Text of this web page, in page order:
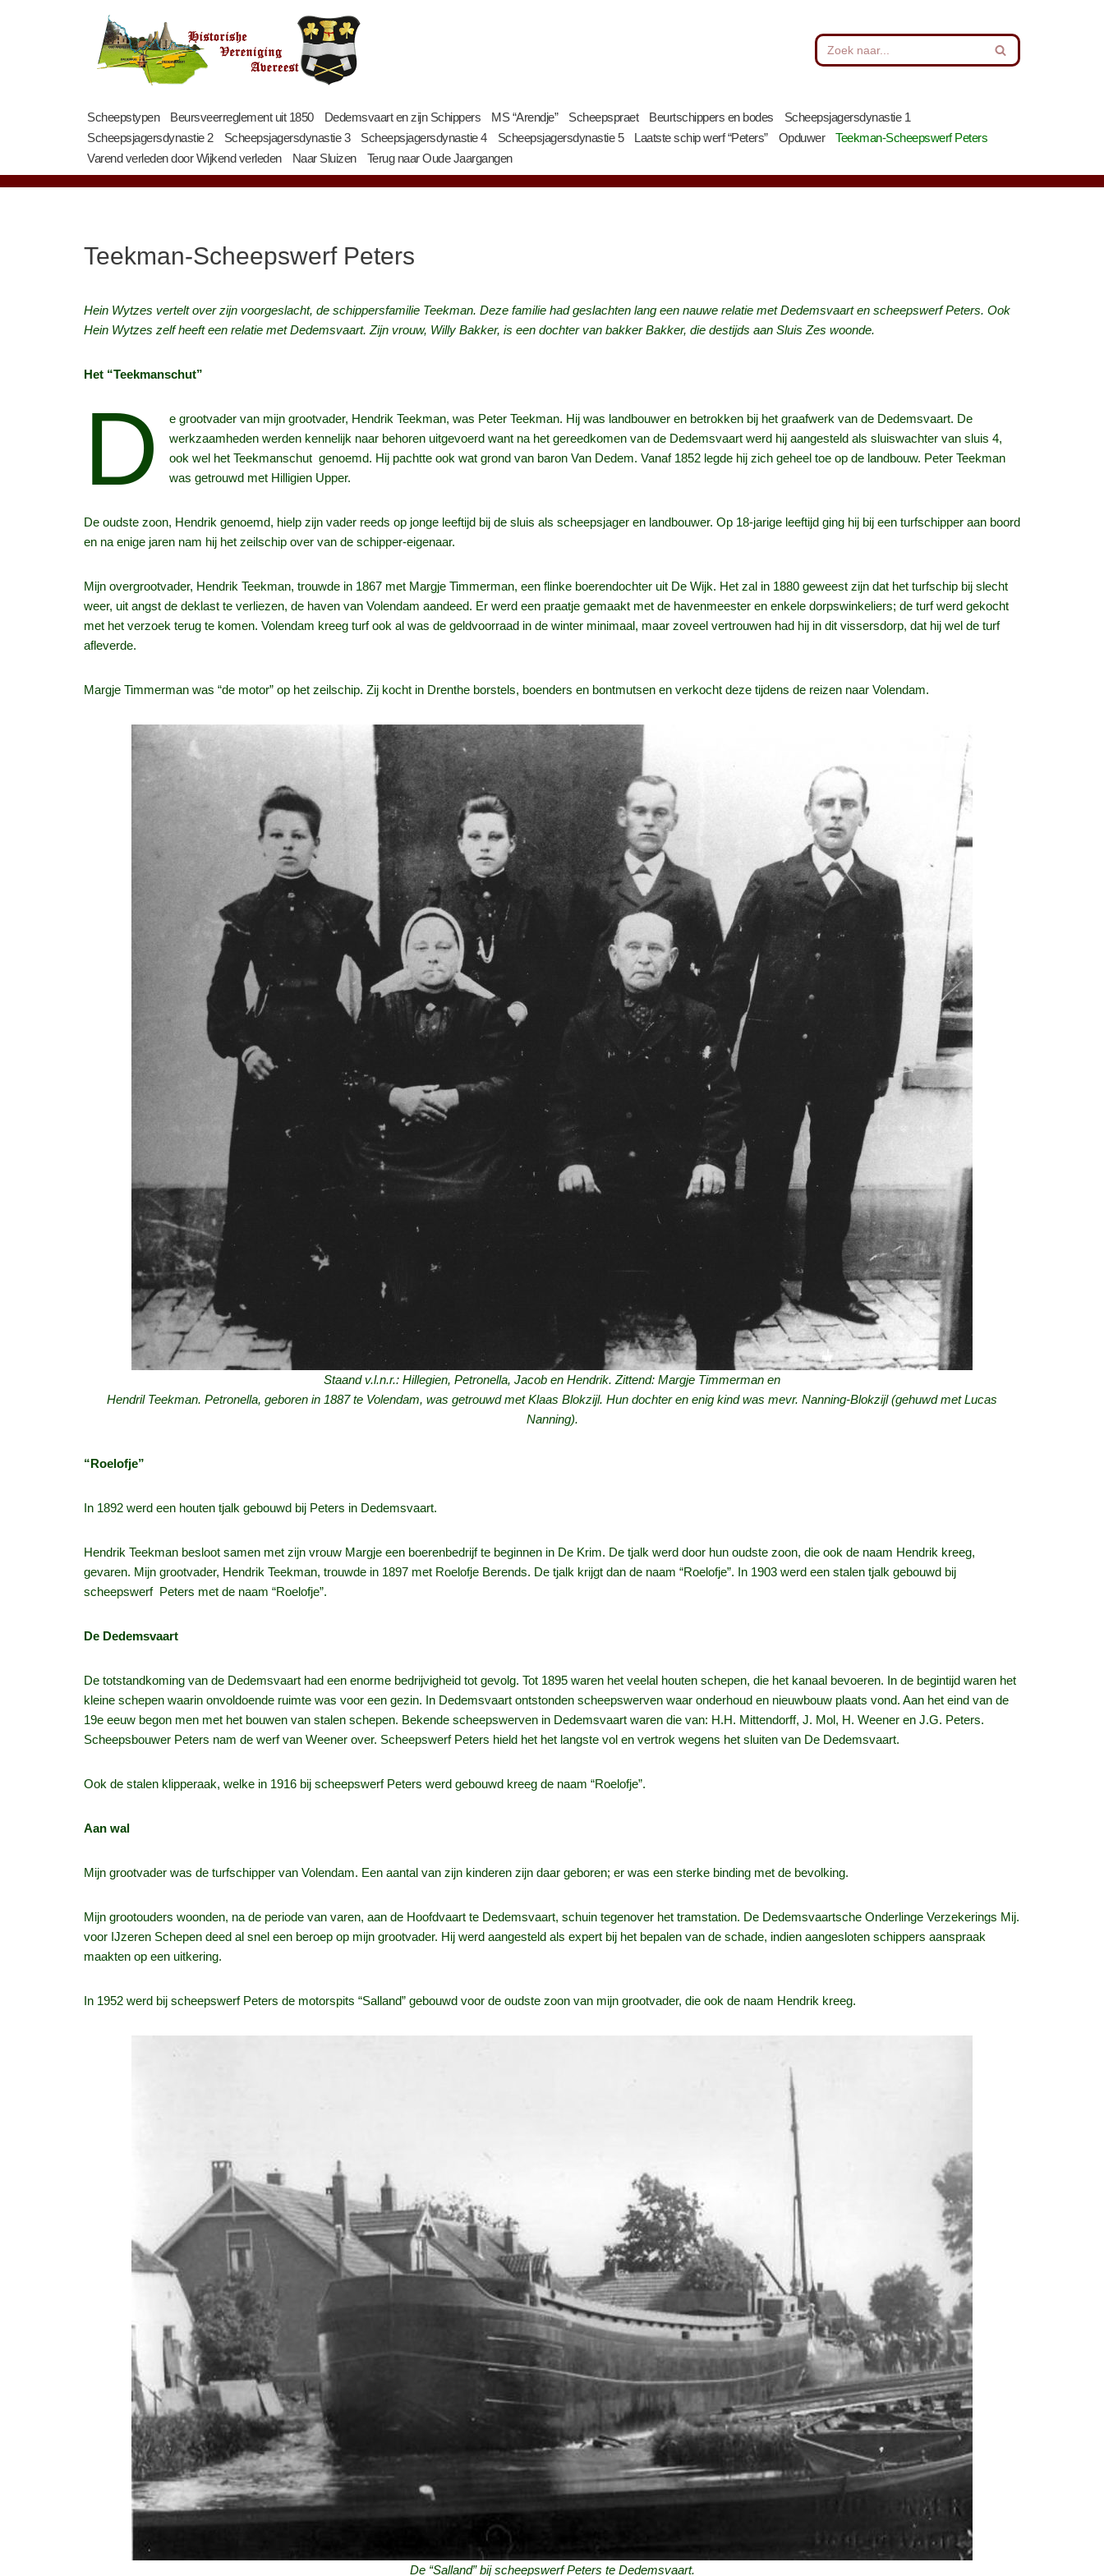
Scheepstypen
Beursveerreglement uit 1850 Dedemsvaart en zijn Schippers MS “Arendje” Scheepspraet Beurtschippers en bodes
Scheepsjagersdynastie 1
Scheepsjagersdynastie 2
Scheepsjagersdynastie 3 Scheepsjagersdynastie 4 Scheepsjagersdynastie 5 Laatste schip werf “Peters” Opduwer
Teekman-Scheepswerf Peters
Varend verleden door Wijkend verleden
Naar Sluizen Terug naar Oude Jaargangen
Teekman-Scheepswerf Peters
Hein Wytzes vertelt over zijn voorgeslacht, de schippersfamilie Teekman. Deze familie had geslachten lang een nauwe relatie met Dedemsvaart en scheepswerf Peters. Ook
Hein Wytzes zelf heeft een relatie met Dedemsvaart. Zijn vrouw, Willy Bakker, is een dochter van bakker Bakker, die destijds aan Sluis Zes woonde.
Het “Teekmanschut”
D
e grootvader van mijn grootvader, Hendrik Teekman, was Peter Teekman. Hij was landbouwer en betrokken bij het graafwerk van de Dedemsvaart. De
werkzaamheden werden kennelijk naar behoren uitgevoerd want na het gereedkomen van de Dedemsvaart werd hij aangesteld als sluiswachter van sluis 4,
ook wel het Teekmanschut genoemd. Hij pachtte ook wat grond van baron Van Dedem. Vanaf 1852 legde hij zich geheel toe op de landbouw. Peter Teekman
was getrouwd met Hilligien Upper.
De oudste zoon, Hendrik genoemd, hielp zijn vader reeds op jonge leeftijd bij de sluis als scheepsjager en landbouwer. Op 18‑jarige leeftijd ging hij bij een turfschipper aan boord
en na enige jaren nam hij het zeilschip over van de schipper‑eigenaar.
Mijn overgrootvader, Hendrik Teekman, trouwde in 1867 met Margje Timmerman, een flinke boerendochter uit De Wijk. Het zal in 1880 geweest zijn dat het turfschip bij slecht
weer, uit angst de deklast te verliezen, de haven van Volendam aandeed. Er werd een praatje gemaakt met de havenmeester en enkele dorpswinkeliers; de turf werd gekocht
met het verzoek terug te komen. Volendam kreeg turf ook al was de geldvoorraad in de winter minimaal, maar zoveel vertrouwen had hij in dit vissersdorp, dat hij wel de turf
afleverde.
Margje Timmerman was “de motor” op het zeilschip. Zij kocht in Drenthe borstels, boenders en bontmutsen en verkocht deze tijdens de reizen naar Volendam.
Staand v.l.n.r.: Hillegien, Petronella, Jacob en Hendrik. Zittend: Margje Timmerman en
Hendril Teekman. Petronella, geboren in 1887 te Volendam, was getrouwd met Klaas Blokzijl. Hun dochter en enig kind was mevr. Nanning-Blokzijl (gehuwd met Lucas
Nanning).
“Roelofje”
In 1892 werd een houten tjalk gebouwd bij Peters in Dedemsvaart.
Hendrik Teekman besloot samen met zijn vrouw Margje een boerenbedrijf te beginnen in De Krim. De tjalk werd door hun oudste zoon, die ook de naam Hendrik kreeg,
gevaren. Mijn grootvader, Hendrik Teekman, trouwde in 1897 met Roelofje Berends. De tjalk krijgt dan de naam “Roelofje”. In 1903 werd een stalen tjalk gebouwd bij
scheepswerf Peters met de naam “Roelofje”.
De Dedemsvaart
De totstandkoming van de Dedemsvaart had een enorme bedrijvigheid tot gevolg. Tot 1895 waren het veelal houten schepen, die het kanaal bevoeren. In de begintijd waren het
kleine schepen waarin onvoldoende ruimte was voor een gezin. In Dedemsvaart ontstonden scheepswerven waar onderhoud en nieuwbouw plaats vond. Aan het eind van de
19e eeuw begon men met het bouwen van stalen schepen. Bekende scheepswerven in Dedemsvaart waren die van: H.H. Mittendorff, J. Mol, H. Weener en J.G. Peters.
Scheepsbouwer Peters nam de werf van Weener over. Scheepswerf Peters hield het het langste vol en vertrok wegens het sluiten van De Dedemsvaart.
Ook de stalen klipperaak, welke in 1916 bij scheepswerf Peters werd gebouwd kreeg de naam “Roelofje”.
Aan wal
Mijn grootvader was de turfschipper van Volendam. Een aantal van zijn kinderen zijn daar geboren; er was een sterke binding met de bevolking.
Mijn grootouders woonden, na de periode van varen, aan de Hoofdvaart te Dedemsvaart, schuin tegenover het tramstation. De Dedemsvaartsche Onderlinge Verzekerings Mij.
voor IJzeren Schepen deed al snel een beroep op mijn grootvader. Hij werd aangesteld als expert bij het bepalen van de schade, indien aangesloten schippers aanspraak
maakten op een uitkering.
In 1952 werd bij scheepswerf Peters de motorspits “Salland” gebouwd voor de oudste zoon van mijn grootvader, die ook de naam Hendrik kreeg.
De “Salland” bij scheepswerf Peters te Dedemsvaart.